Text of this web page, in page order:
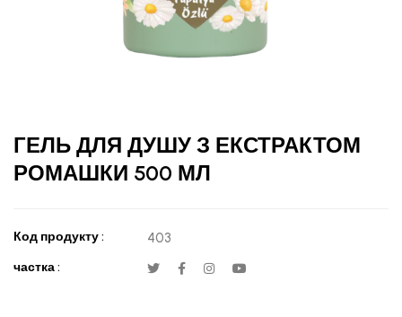
ГЕЛЬ ДЛЯ ДУШУ З ЕКСТРАКТОМ
РОМАШКИ 500 МЛ
Код продукту : 403
частка :